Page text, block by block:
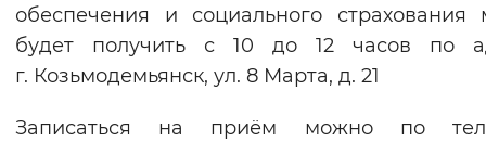
Изображения
Включены Выключены
Звуковой ассистент
обеспечения и социального страхования
будет получить с 10 до 12 часов по
г. Козьмодемьянск, ул. 8 Марта, д. 21
Записаться на приём можно по